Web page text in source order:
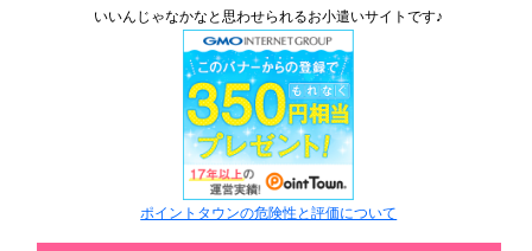
いいんじゃなかなと思わせられるお小遣いサイトです♪
ポイントタウンの危険性と評価について